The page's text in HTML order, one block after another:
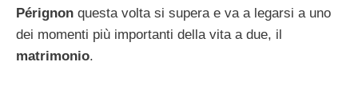
Pérignon questa volta si supera e va a legarsi a uno
dei momenti più importanti della vita a due, il
matrimonio.